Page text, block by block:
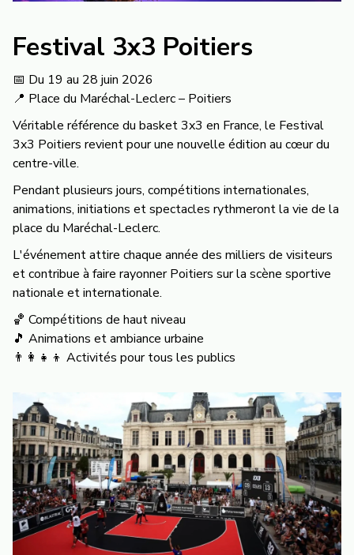
Festival 3x3 Poitiers
📅 Du 19 au 28 juin 2026
📍 Place du Maréchal-Leclerc – Poitiers
Véritable référence du basket 3x3 en France, le Festival
3x3 Poitiers revient pour une nouvelle édition au cœur du
centre-ville.
Pendant plusieurs jours, compétitions internationales,
animations, initiations et spectacles rythmeront la vie de la
place du Maréchal-Leclerc.
L'événement attire chaque année des milliers de visiteurs
et contribue à faire rayonner Poitiers sur la scène sportive
nationale et internationale.
🏀 Compétitions de haut niveau
🎵 Animations et ambiance urbaine
👨‍👩‍👧‍👦 Activités pour tous les publics